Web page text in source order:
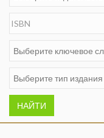
НАЙТИ